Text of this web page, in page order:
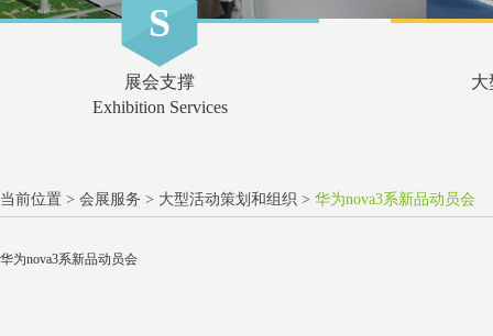
S
展会支撑
Exhibition Services
大
当前位置 > 会展服务 > 大型活动策划和组织 > 华为nova3系新品动员会
华为nova3系新品动员会